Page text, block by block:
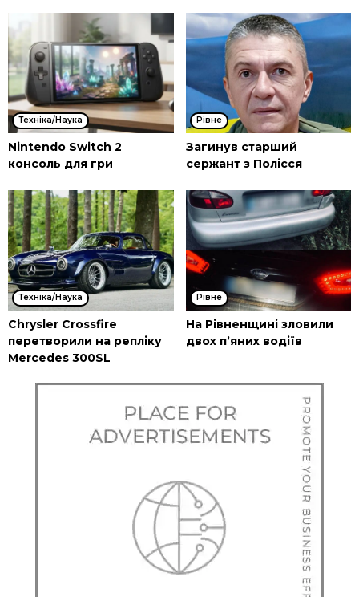
Техніка/Наука
Nintendo Switch 2
консоль для гри
Рівне
Загинув старший
сержант з Полісся
Техніка/Наука
Chrysler Crossfire
перетворили на репліку
Mercedes 300SL
Рівне
На Рівненщині зловили
двох п’яних водіїв